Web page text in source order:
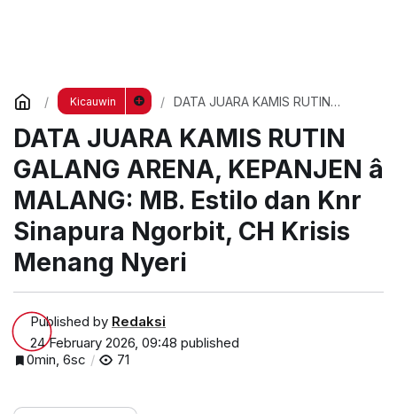
Kicauwin
DATA JUARA KAMIS RUTIN
MALANG: MB. Estilo dan Knr
Menang Nyeri
DATA JUARA KAMIS RUTIN
GALANG ARENA, KEPANJEN â
MALANG: MB. Estilo dan Knr
Sinapura Ngorbit, CH Krisis
Menang Nyeri
Published by Redaksi
24 February 2026, 09:48 published
0min, 6sc
71